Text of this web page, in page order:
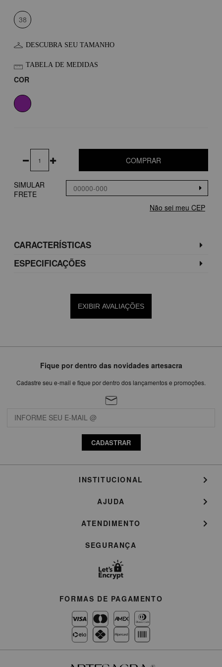
38
DESCUBRA SEU TAMANHO
TABELA DE MEDIDAS
COR
COMPRAR
SIMULAR
FRETE
Não sei meu CEP
CARACTERÍSTICAS
ESPECIFICAÇÕES
EXIBIR AVALIAÇÕES
Fique por dentro das novidades artesacra
Cadastre seu e-mail e fique por dentro dos lançamentos e promoções.
CADASTRAR
INSTITUCIONAL
AJUDA
ATENDIMENTO
SEGURANÇA
FORMAS DE PAGAMENTO